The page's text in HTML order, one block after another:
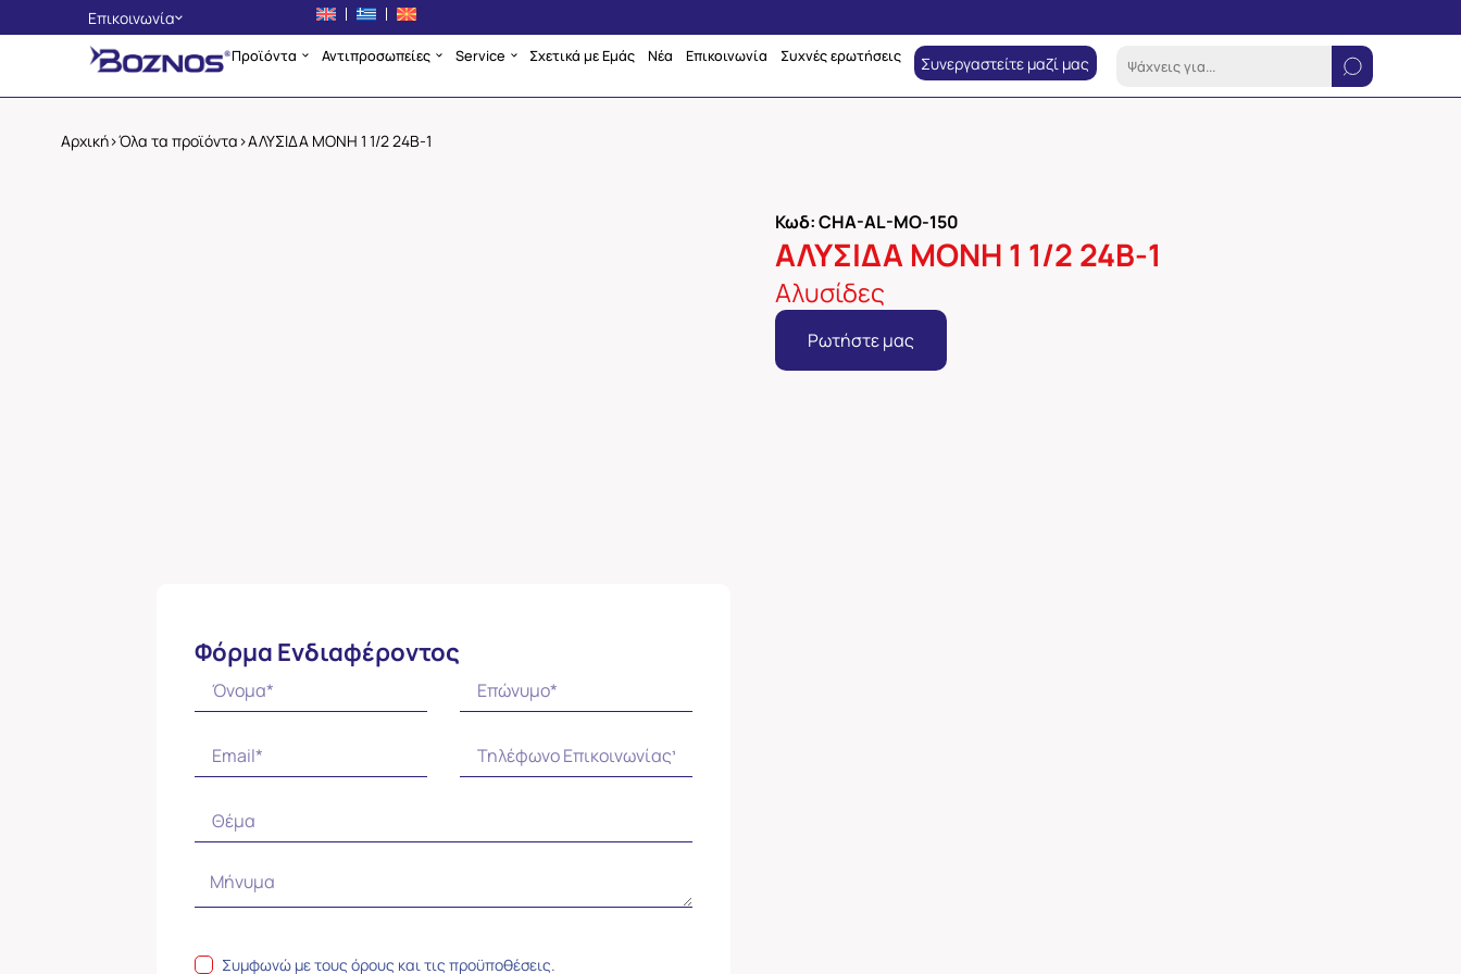
Επικοινωνία
Αθήνα
+30 2310 705400
Προϊόντα Αντιπροσωπείες Service Σχετικά με Εμάς Νέα Επικοινωνία Συχνές ερωτήσεις Συνεργαστείτε μαζί μας
Αρχική>Όλα τα προϊόντα >ΑΛΥΣΙΔΑ ΜΟΝΗ 1 1/2 24Β-1
Φόρμα Ενδιαφέροντος
Συμφωνώ με τουςόρους και τις προϋποθέσεις.
Κωδ: CHA-AL-MO-150
ΑΛΥΣΙΔΑ ΜΟΝΗ 1 1/2 24Β-1
Αλυσίδες
Ρωτήστε μας